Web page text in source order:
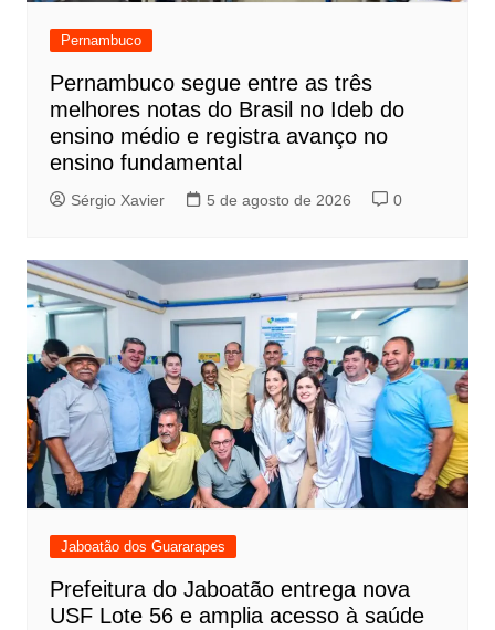
Pernambuco
Pernambuco segue entre as três
melhores notas do Brasil no Ideb do
ensino médio e registra avanço no
ensino fundamental
Sérgio Xavier 5 de agosto de 2026 0
Jaboatão dos Guararapes
Prefeitura do Jaboatão entrega nova
USF Lote 56 e amplia acesso à saúde